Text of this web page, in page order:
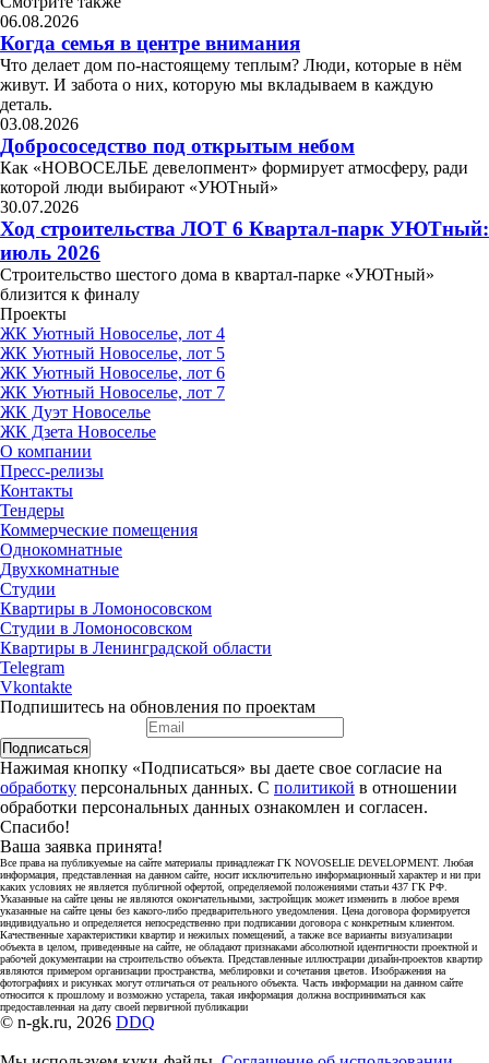
06.08.2026
Когда семья в центре внимания
Что делает дом по-настоящему теплым? Люди, которые в нём
живут. И забота о них, которую мы вкладываем в каждую
деталь.
03.08.2026
Добрососедство под открытым небом
Как «НОВОСЕЛЬЕ девелопмент» формирует атмосферу, ради
которой люди выбирают «УЮТный»
30.07.2026
Ход строительства ЛОТ 6 Квартал-парк УЮТный:
июль 2026
Строительство шестого дома в квартал-парке «УЮТный»
близится к финалу
Проекты
ЖК Уютный Новоселье, лот 4
ЖК Уютный Новоселье, лот 5
ЖК Уютный Новоселье, лот 6
ЖК Уютный Новоселье, лот 7
ЖК Дуэт Новоселье
ЖК Дзета Новоселье
О компании
Пресс-релизы
Контакты
Тендеры
Коммерческие помещения
Однокомнатные
Двухкомнатные
Студии
Квартиры в Ломоносовском
Студии в Ломоносовском
Квартиры в Ленинградской области
Telegram
Vkontakte
Подпишитесь на обновления по проектам
Подписаться
Нажимая кнопку «Подписаться» вы даете свое согласие на
обработку персональных данных. С политикой в отношении
обработки персональных данных ознакомлен и согласен.
Спасибо!
Ваша заявка принята!
Все права на публикуемые на сайте материалы принадлежат ГК NOVOSELIE DEVELOPMENT. Любая
информация, представленная на данном сайте, носит исключительно информационный характер и ни при
каких условиях не является публичной офертой, определяемой положениями статьи 437 ГК РФ.
Указанные на сайте цены не являются окончательными, застройщик может изменить в любое время
указанные на сайте цены без какого-либо предварительного уведомления. Цена договора формируется
индивидуально и определяется непосредственно при подписании договора с конкретным клиентом.
Качественные характеристики квартир и нежилых помещений, а также все варианты визуализации
объекта в целом, приведенные на сайте, не обладают признаками абсолютной идентичности проектной и
рабочей документации на строительство объекта. Представленные иллюстрации дизайн-проектов квартир
являются примером организации пространства, меблировки и сочетания цветов. Изображения на
фотографиях и рисунках могут отличаться от реального объекта. Часть информации на данном сайте
относится к прошлому и возможно устарела, такая информация должна восприниматься как
предоставленная на дату своей первичной публикации
© n-gk.ru, 2026 DDQ